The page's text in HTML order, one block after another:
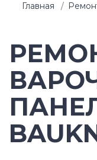
Главная